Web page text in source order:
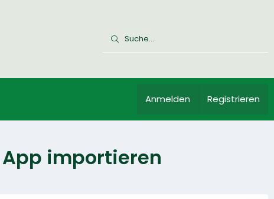
Anmelden Registrieren
App importieren